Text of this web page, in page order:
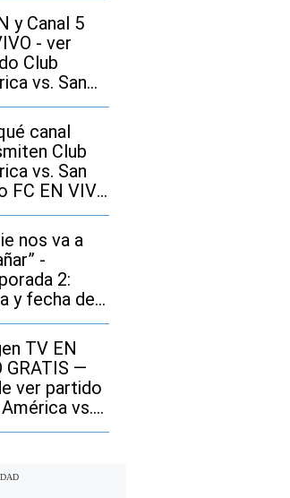
Prime
y Canal 5
- ver
Club
vs. San
FC GRATIS
abierta
canal
Club
vs. San
FC EN VIVO
la
Cup 2026
Unidos
nos va a
-
2:
y fecha de
de los
episodios
serie
de
Prime
TV EN
GRATIS —
ver partido
vs.
FC por